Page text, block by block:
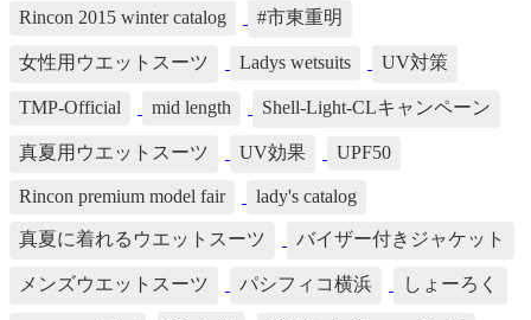
Rincon 2015 winter catalog #市東重明
女性用ウエットスーツ Ladys wetsuits UV対策
TMP-Official mid length Shell-Light-CLキャンペーン
真夏用ウエットスーツ UV効果 UPF50
Rincon premium model fair lady's catalog
真夏に着れるウエットスーツ バイザー付きジャケット
メンズウエットスーツ パシフィコ横浜 しょーろく